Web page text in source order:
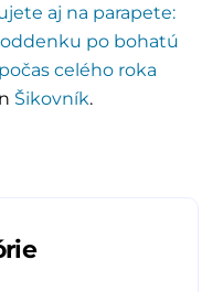
aj na parapete:
po bohatú
celého roka
Šikovník.